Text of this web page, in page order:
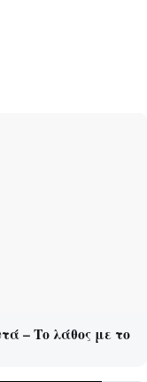
– Το λάθος με το